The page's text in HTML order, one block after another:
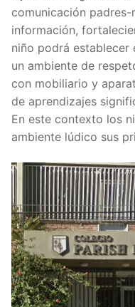
comunicación
información,
niño podrá establecer
un ambiente de
con mobiliario y
de aprendizajes
En este contexto los
ambiente lúdico sus